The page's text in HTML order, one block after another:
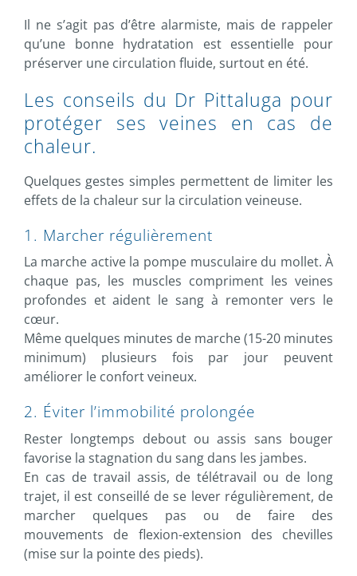
Il ne s’agit pas d’être alarmiste, mais de rappeler
qu’une bonne hydratation est essentielle pour
préserver une circulation fluide, surtout en été.
Les conseils du Dr Pittaluga pour
protéger ses veines en cas de
chaleur.
Quelques gestes simples permettent de limiter les
effets de la chaleur sur la circulation veineuse.
1. Marcher régulièrement
La marche active la pompe musculaire du mollet. À
chaque pas, les muscles compriment les veines
profondes et aident le sang à remonter vers le
cœur.
Même quelques minutes de marche (15-20 minutes
minimum) plusieurs fois par jour peuvent
améliorer le confort veineux.
2. Éviter l’immobilité prolongée
Rester longtemps debout ou assis sans bouger
favorise la stagnation du sang dans les jambes.
En cas de travail assis, de télétravail ou de long
trajet, il est conseillé de se lever régulièrement, de
marcher quelques pas ou de faire des
mouvements de flexion-extension des chevilles
(mise sur la pointe des pieds).